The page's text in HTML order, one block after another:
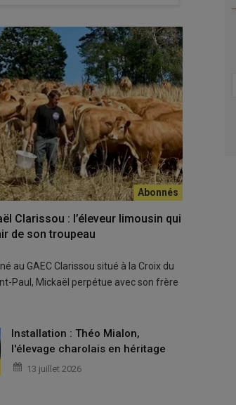
de nos exploitations. Pour les
émotionnelles.
Clarissou : l’éleveur limousin qui
de son troupeau
au GAEC Clarissou situé à la Croix du
Paul, Mickaël perpétue avec son frère
Installation : Théo Mialon,
l'élevage charolais en héritage
13 juillet 2026